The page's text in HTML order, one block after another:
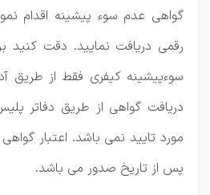
رقمی دریافت نمایید. دقت کنید
سوءپیشینه کیفری فقط از طریق
مورد تایید نمی باشد. اعتبار
پس از تاریخ صدور می باشد.